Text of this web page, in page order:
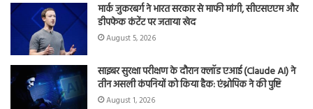
मार्क जुकरबर्ग ने भारत सरकार से माफी मांगी, सीएसएएम और
डीपफेक कंटेंट पर जताया खेद
August 5, 2026
साइबर सुरक्षा परीक्षण के दौरान क्लॉड एआई (Claude AI) ने
तीन असली कंपनियों को किया हैक: एंथ्रोपिक ने की पुष्टि
August 1, 2026